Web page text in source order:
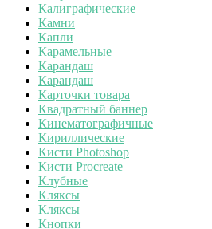
Калиграфические
Камни
Капли
Карамельные
Карандаш
Карандаш
Карточки товара
Квадратный баннер
Кинематографичные
Кириллические
Кисти Photoshop
Кисти Procreate
Клубные
Кляксы
Кляксы
Кнопки